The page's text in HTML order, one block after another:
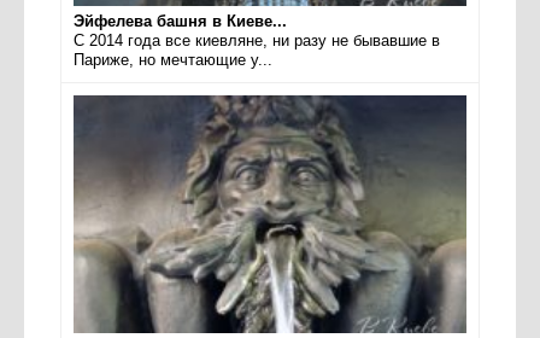
Эйфелева башня в Киеве...
С 2014 года все киевляне, ни разу не бывавшие в
Париже, но мечтающие у...